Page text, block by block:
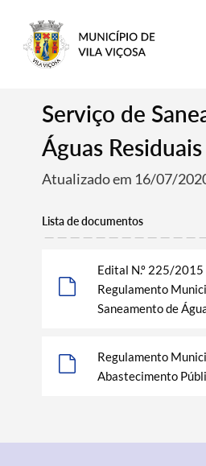
Serviço de
Águas
Atualizado em 16/07/
Lista de documentos
Edital N.º 225/
Regulamento
Saneamento de
Regulamento
Abastecimento